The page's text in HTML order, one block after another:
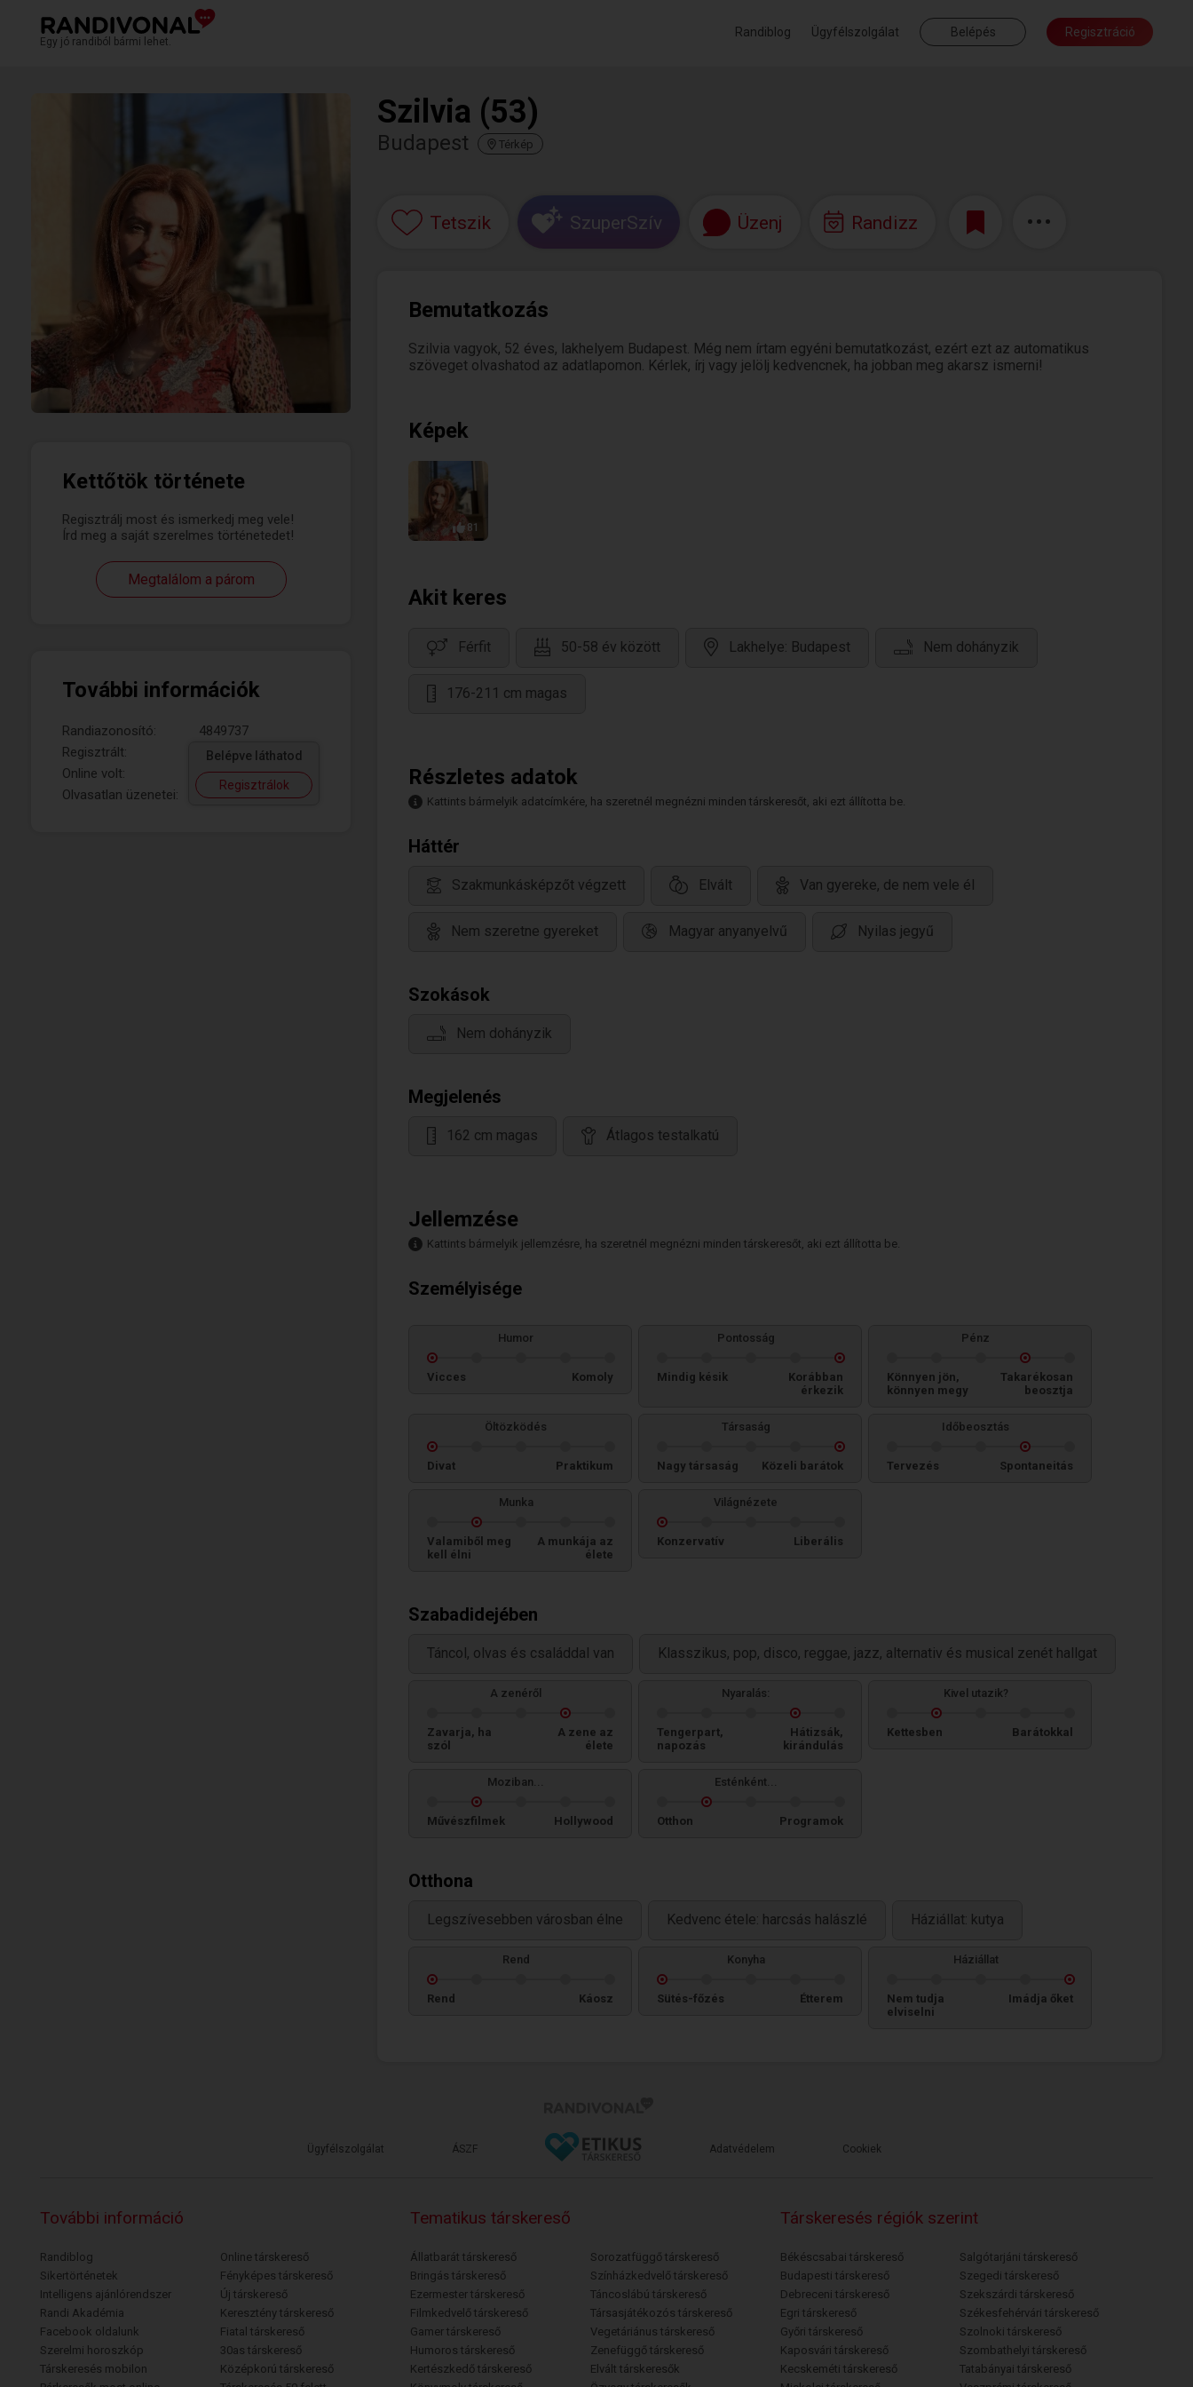
Egy jó randiból bármi lehet.
Randiblog Ügyfélszolgálat Belépés Regisztráció
Kettőtök története
Regisztrálj most és ismerkedj meg vele!
Írd meg a saját szerelmes történetedet!
Megtalálom a párom
További információk
Randiazonosító:
4849737
Regisztrált:
Online volt:
Olvasatlan üzenetei:
Belépve láthatod
Regisztrálok
Szilvia (53)
Budapest Térkép
Tetszik SzuperSzív Üzenj Randizz
Bemutatkozás
Szilvia vagyok, 52 éves, lakhelyem Budapest. Még nem írtam egyéni bemutatkozást, ezért ezt az automatikus
szöveget olvashatod az adatlapomon. Kérlek, írj vagy jelölj kedvencnek, ha jobban meg akarsz ismerni!
Képek
81
Akit keres
Férfit 50-58 év között Lakhelye: Budapest Nem dohányzik
176-211 cm magas
Részletes adatok
Kattints bármelyik adatcímkére, ha szeretnél megnézni minden társkeresőt, aki ezt állította be.
Háttér
Szakmunkásképzőt végzett Elvált Van gyereke, de nem vele él
Nem szeretne gyereket Magyar anyanyelvű Nyilas jegyű
Szokások
Nem dohányzik
Megjelenés
162 cm magas Átlagos testalkatú
Jellemzése
Kattints bármelyik jellemzésre, ha szeretnél megnézni minden társkeresőt, aki ezt állította be.
Személyisége
Humor
Vicces Komoly
Pontosság
Mindig késik
Korábban
érkezik
Pénz
Könnyen jön,
könnyen megy
Takarékosan
beosztja
Öltözködés
Divat Praktikum
Társaság
Nagy társaság Közeli barátok
Időbeosztás
Tervezés Spontaneitás
Munka
Valamiből meg
kell élni
A munkája az
élete
Világnézete
Konzervatív Liberális
Szabadidejében
Táncol, olvas és családdal van Klasszikus, pop, disco, reggae, jazz, alternativ és musical zenét hallgat
A zenéről
Zavarja, ha
szól
A zene az
élete
Nyaralás:
Tengerpart,
napozás
Hátizsák,
kirándulás
Kivel utazik?
Kettesben Barátokkal
Moziban...
Művészfilmek Hollywood
Esténként...
Otthon Programok
Otthona
Legszívesebben városban élne Kedvenc étele: harcsás halászlé Háziállat: kutya
Rend
Rend Káosz
Konyha
Sütés-főzés Étterem
Háziállat
Nem tudja
elviselni
Imádja őket
Ügyfélszolgálat ÁSZF Adatvédelem Cookiek
További információ
Randiblog
Sikertörténetek
Intelligens ajánlórendszer
Randi Akadémia
Facebook oldalunk
Szerelmi horoszkóp
Társkeresés mobilon
Online társkereső
Fényképes társkereső
Új társkereső
Keresztény társkereső
Fiatal társkereső
30as társkereső
Középkorú társkereső
Tematikus társkereső
Állatbarát társkereső
Bringás társkereső
Ezermester társkereső
Filmkedvelő társkereső
Gamer társkereső
Humoros társkereső
Kertészkedő társkereső
Sorozatfüggő társkereső
Színházkedvelő társkereső
Táncoslábú társkereső
Társasjátékozós társkereső
Vegetáriánus társkereső
Zenefüggő társkereső
Elvált társkeresők
Társkeresés régiók szerint
Békéscsabai társkereső
Budapesti társkereső
Debreceni társkereső
Egri társkereső
Győri társkereső
Kaposvári társkereső
Kecskeméti társkereső
Salgótarjáni társkereső
Szegedi társkereső
Szekszárdi társkereső
Székesfehérvári társkereső
Szolnoki társkereső
Szombathelyi társkereső
Tatabányai társkereső